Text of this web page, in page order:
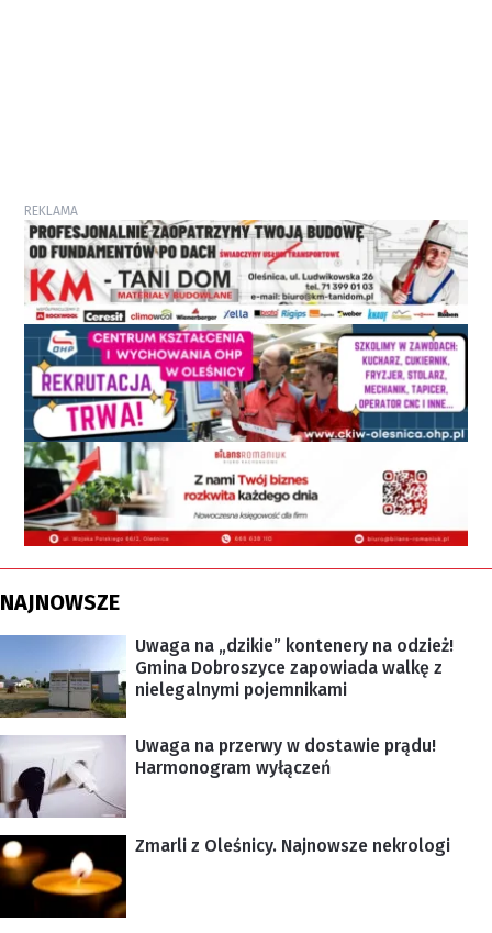
REKLAMA
NAJNOWSZE
Uwaga na „dzikie” kontenery na odzież!
Gmina Dobroszyce zapowiada walkę z
nielegalnymi pojemnikami
Uwaga na przerwy w dostawie prądu!
Harmonogram wyłączeń
Zmarli z Oleśnicy. Najnowsze nekrologi